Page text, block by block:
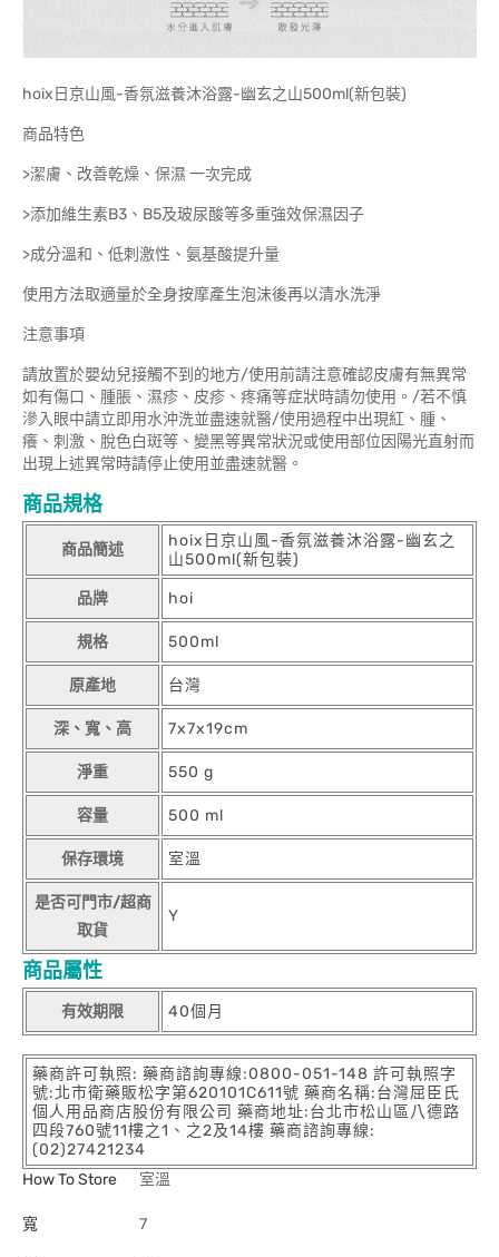
hoix日京山風-香氛滋養沐浴露-幽玄之山500ml(新包裝)
商品特色
>潔膚、改善乾燥、保濕 一次完成
>添加維生素B3、B5及玻尿酸等多重強效保濕因子
>成分溫和、低刺激性、氨基酸提升量
使用方法取適量於全身按摩產生泡沫後再以清水洗淨
注意事項
請放置於嬰幼兒接觸不到的地方/使用前請注意確認皮膚有無異常
如有傷口、腫脹、濕疹、皮疹、疼痛等症狀時請勿使用。/若不慎
滲入眼中請立即用水沖洗並盡速就醫/使用過程中出現紅、腫、
癢、刺激、脫色白斑等、變黑等異常狀況或使用部位因陽光直射而
出現上述異常時請停止使用並盡速就醫。
商品規格
商品簡述
hoix日京山風-香氛滋養沐浴露-幽玄之
山500ml(新包裝)
品牌 hoi
規格 500ml
原產地 台灣
深、寬、高 7x7x19cm
淨重 550 g
容量 500 ml
保存環境 室溫
是否可門市/超商
取貨
Y
商品屬性
有效期限 40個月
藥商許可執照: 藥商諮詢專線:0800-051-148 許可執照字
號:北市衛藥販松字第620101C611號 藥商名稱:台灣屈臣氏
個人用品商店股份有限公司 藥商地址:台北市松山區八德路
四段760號11樓之1、之2及14樓 藥商諮詢專線:
(02)27421234
How To Store
室溫
寬 7